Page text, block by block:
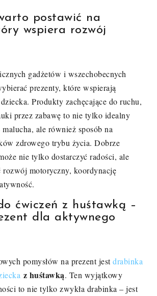
postawić na
wspiera rozwój
gadżetów i wszechobecnych
prezenty, które wspierają
Produkty zachęcające do ruchu,
przez zabawę to nie tylko idealny
malucha, ale również sposób na
zdrowego trybu życia. Dobrze
nie tylko dostarczyć radości, ale
rozwój motoryczny, koordynację
ćwiczeń z huśtawką –
dla aktywnego
pomysłów na prezent jestdrabinka
z huśtawką. Ten wyjątkowy
to nie tylko zwykła drabinka – jest